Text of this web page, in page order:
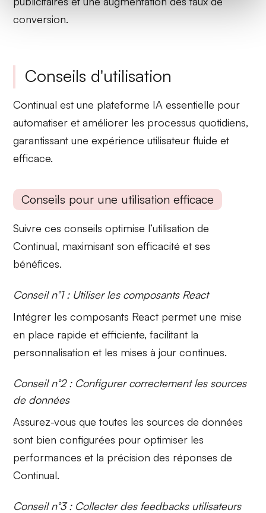
conversion.
Conseils d'utilisation
Continual est une plateforme IA essentielle pour
automatiser et améliorer les processus quotidiens,
garantissant une expérience utilisateur fluide et
efficace.
Conseils pour une utilisation efficace
Suivre ces conseils optimise l’utilisation de
Continual, maximisant son efficacité et ses
bénéfices.
Conseil n°1 : Utiliser les composants React
Intégrer lescomposants React permet une mise
en place rapide et efficiente, facilitant la
personnalisation et les mises à jour continues.
Conseil n°2 : Configurer correctement les sources
de données
Assurez-vous quetoutes les sources de données
sont bien configurées pour optimiser les
performances et la précision des réponses de
Continual.
Conseil n°3 : Collecter des feedbacks utilisateurs